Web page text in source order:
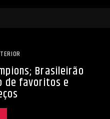
Brasileirão
de favoritos e